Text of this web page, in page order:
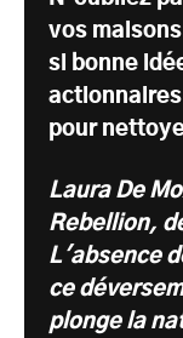
vos
si bonne
pour
Laura De
Rebellion,
L'absence
ce
plonge la